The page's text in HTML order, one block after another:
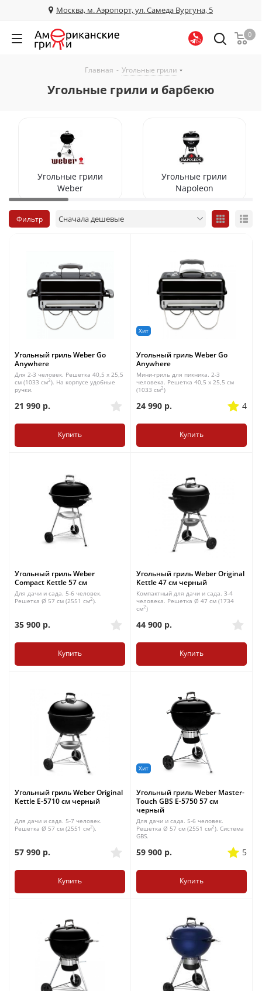
Москва, м. Аэропорт, ул. Самеда Вургуна, 5
0
Главная - Угольные грили
Угольные грили и барбекю
Угольные грили
Weber
Угольные грили
Napoleon
Фильтр
Угольный гриль Weber Go
Anywhere
Для 2-3 человек. Решетка 40,5 x 25,5
см (1033 см2). На корпусе удобные
ручки.
21 990 р.
Купить
Хит
Угольный гриль Weber Go
Anywhere
Мини-гриль для пикника. 2-3
человека. Решетка 40,5 x 25,5 см
(1033 см2)
24 990 р. 4
Купить
Угольный гриль Weber
Compact Kettle 57 см
Для дачи и сада. 5-6 человек.
Решетка Ø 57 см (2551 см2).
35 900 р.
Купить
Угольный гриль Weber Original
Kettle 47 см черный
Компактный для дачи и сада. 3-4
человека. Решетка Ø 47 см (1734
см2)
44 900 р.
Купить
Угольный гриль Weber Original
Kettle E-5710 см черный
Для дачи и сада. 5-7 человек.
Решетка Ø 57 см (2551 см2).
57 990 р.
Купить
Хит
Угольный гриль Weber Master-
Touch GBS E-5750 57 см
черный
Для дачи и сада. 5-6 человек.
Решетка Ø 57 см (2551 см2). Система
GBS.
59 900 р. 5
Купить